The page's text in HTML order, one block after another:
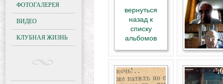
вернуться
назад к
списку
альбомов
ФОТОГАЛЕРЕЯ
ВИДЕО
КЛУБНАЯ ЖИЗНЬ